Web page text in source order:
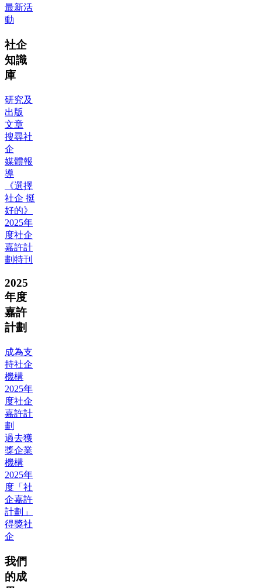
最新活
動
社企
知識
庫
研究及
出版
文章
搜尋社
企
媒體報
導
《選擇
社企 挺
好的》
2025年
度社企
嘉許計
劃特刊
2025
年度
嘉許
計劃
成為支
持社企
機構
2025年
度社企
嘉許計
劃
過去獲
獎企業
機構
2025年
度「社
企嘉許
計劃」
得獎社
企
我們
的成